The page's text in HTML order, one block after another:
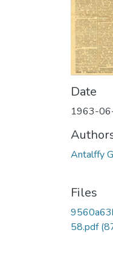
Date
1963-
Antalffy
Files
58.pdf